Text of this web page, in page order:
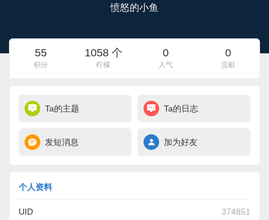
愤怒的小鱼
55
积分
1058 个
柠檬
0
人气
0
贡献
Ta的主题 Ta的日志
发短消息 加为好友
个人资料
UID 374851